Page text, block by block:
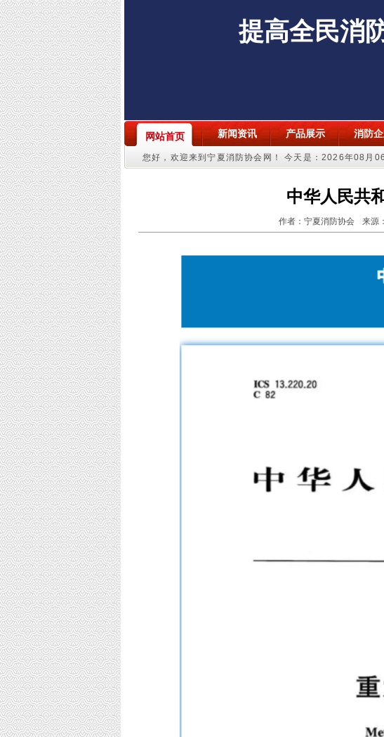
提高全民消
网站首页 新闻资讯 产品展示 消防
您好，欢迎来到宁夏消防协会网！今天是：2026年08月
中华人民共
作者：宁夏消防协会 来源